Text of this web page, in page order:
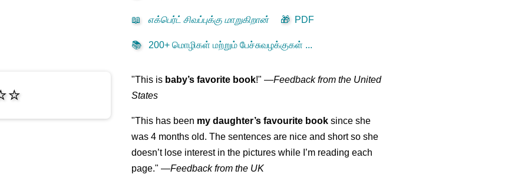
📖 எக்பெர்ட் சிவப்புக்கு மாறுகிறான் 🎁 PDF
📚 200+ மொழிகள் மற்றும் பேச்சுவழக்குகள் ...
"This is baby’s favorite book!" —Feedback from the United
States
"This has been my daughter’s favourite book since she
was 4 months old. The sentences are nice and short so she
doesn’t lose interest in the pictures while I’m reading each
page." —Feedback from the UK